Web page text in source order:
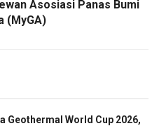
Asosiasi Panas Bumi
(MyGA)
Geothermal World Cup 2026,